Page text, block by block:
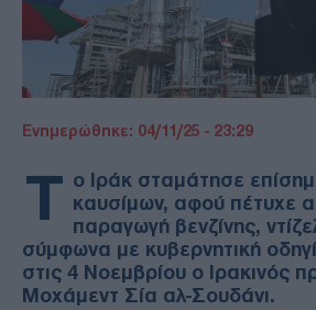
Ενημερώθηκε: 04/11/25 - 23:29
Τ ο Ιράκ σταμάτησε
καυσίμων, αφού πέτυχε
παραγωγή βενζίνης,
σύμφωνα με κυβερνητική
στις 4 Νοεμβρίου ο Ιρακινός
Μοχάμεντ Σία αλ-Σουδάνι.